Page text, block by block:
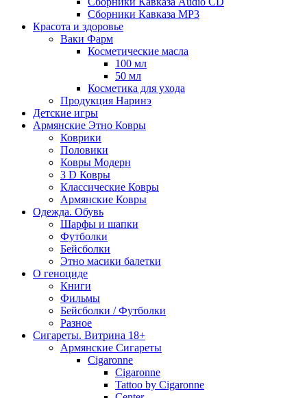
Сборники Кавказа MP3
Красота и здоровье
Ваки Фарм
Косметические масла
100 мл
50 мл
Косметика для ухода
Продукция Наринэ
Детские игры
Армянские Этно Ковры
Коврики
Половики
Ковры Модерн
3 D Ковры
Классические Ковры
Армянские Ковры
Одежда. Обувь
Шарфы и шапки
Футболки
Бейсболки
Этно масики балетки
О геноциде
Книги
Фильмы
Бейсболки / Футболки
Разное
Сигареты. Витрина 18+
Армянские Сигареты
Cigaronne
Cigaronne
Tattoo by Cigaronne